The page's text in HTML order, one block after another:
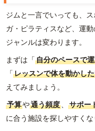
ジムと一言でいっても、
ガ・ピラティスなど、運
ジャンルは変わります。
まずは「自分のペースで
「レッスンで体を動かし
えてみましょう。
予算や通う頻度 、 サポー
に合う施設を探しやすくな